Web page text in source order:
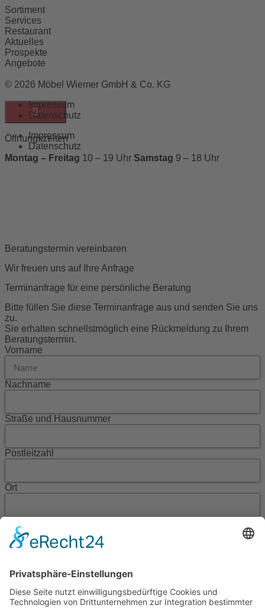
Sortiment
Services
Restaurant
Aktuelles
Prospekte
Angebote
© 2026 Möbel Wiemer GmbH & Co. KG
Impressum
Datenschutz
Impressum
Datenschutz
Öffnungszeiten
Montag – Freitag 10 – 19 Uhr Samstag 9 – 18 Uhr
Beratungstermin vereinbaren
Wir freuen uns auf Ihre Anfrage
Terminanfrage für eine persönliche Beratung
Bitte füllen Sie diese Terminanfrage aus und senden Sie uns
zu.
Sie erhalten schnellstmöglich eine Rückmeldung zu Ihrem
Beratungstermin.
Vorname
Nachname
Straße und Hausnummer
Postleitzahl
Ort
E-Mail